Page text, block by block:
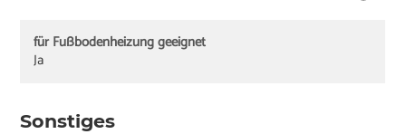
für Fußbodenheizung geeignet
Ja
Sonstiges